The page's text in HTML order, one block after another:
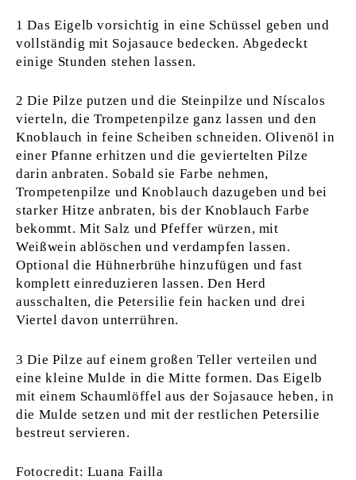
1 Das Eigelb vorsichtig in eine Schüssel geben und
vollständig mit Sojasauce bedecken. Abgedeckt
einige Stunden stehen lassen.
2 Die Pilze putzen und die Steinpilze und Níscalos
vierteln, die Trompetenpilze ganz lassen und den
Knoblauch in feine Scheiben schneiden. Olivenöl in
einer Pfanne erhitzen und die geviertelten Pilze
darin anbraten. Sobald sie Farbe nehmen,
Trompetenpilze und Knoblauch dazugeben und bei
starker Hitze anbraten, bis der Knoblauch Farbe
bekommt. Mit Salz und Pfeffer würzen, mit
Weißwein ablöschen und verdampfen lassen.
Optional die Hühnerbrühe hinzufügen und fast
komplett einreduzieren lassen. Den Herd
ausschalten, die Petersilie fein hacken und drei
Viertel davon unterrühren.
3 Die Pilze auf einem großen Teller verteilen und
eine kleine Mulde in die Mitte formen. Das Eigelb
mit einem Schaumlöffel aus der Sojasauce heben, in
die Mulde setzen und mit der restlichen Petersilie
bestreut servieren.
Fotocredit: Luana Failla